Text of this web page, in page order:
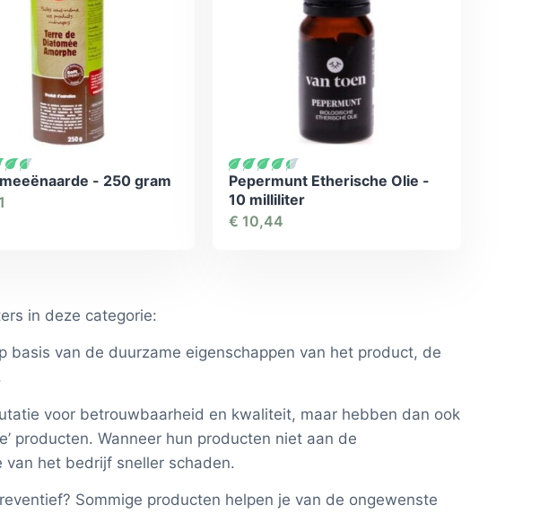
- 250 gram
Pepermunt Etherische Olie -
10 milliliter
€ 10,44
in deze categorie:
basis van de duurzame eigenschappen van het product, de
voor betrouwbaarheid en kwaliteit, maar hebben dan ook
producten. Wanneer hun producten niet aan de
het bedrijf sneller schaden.
Sommige producten helpen je van de ongewenste